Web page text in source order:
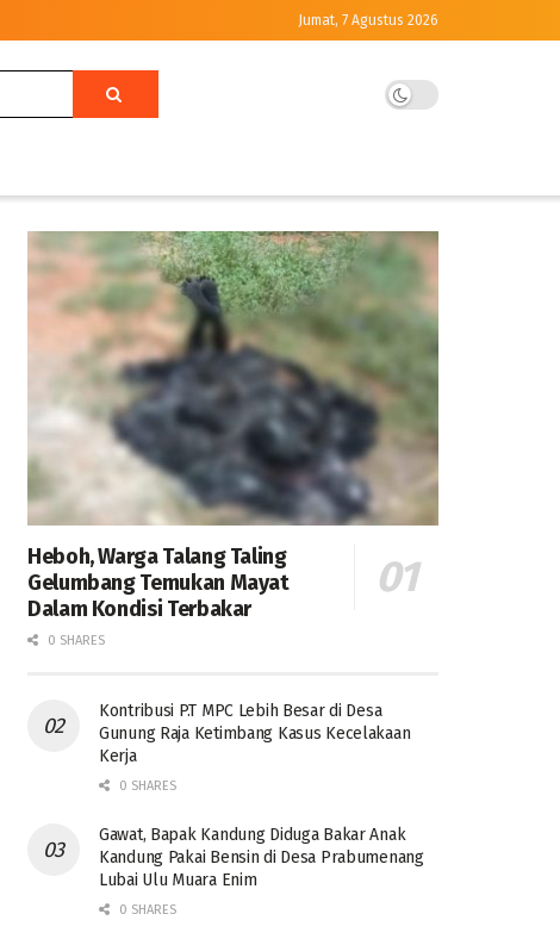
Jumat, 7 Agustus 2026
Heboh, Warga Talang Taling
Gelumbang Temukan Mayat
Dalam Kondisi Terbakar
0 SHARES
Kontribusi P.T MPC Lebih Besar di Desa
Gunung Raja Ketimbang Kasus Kecelakaan
Kerja
0 SHARES
Gawat, Bapak Kandung Diduga Bakar Anak
Kandung Pakai Bensin di Desa Prabumenang
Lubai Ulu Muara Enim
0 SHARES